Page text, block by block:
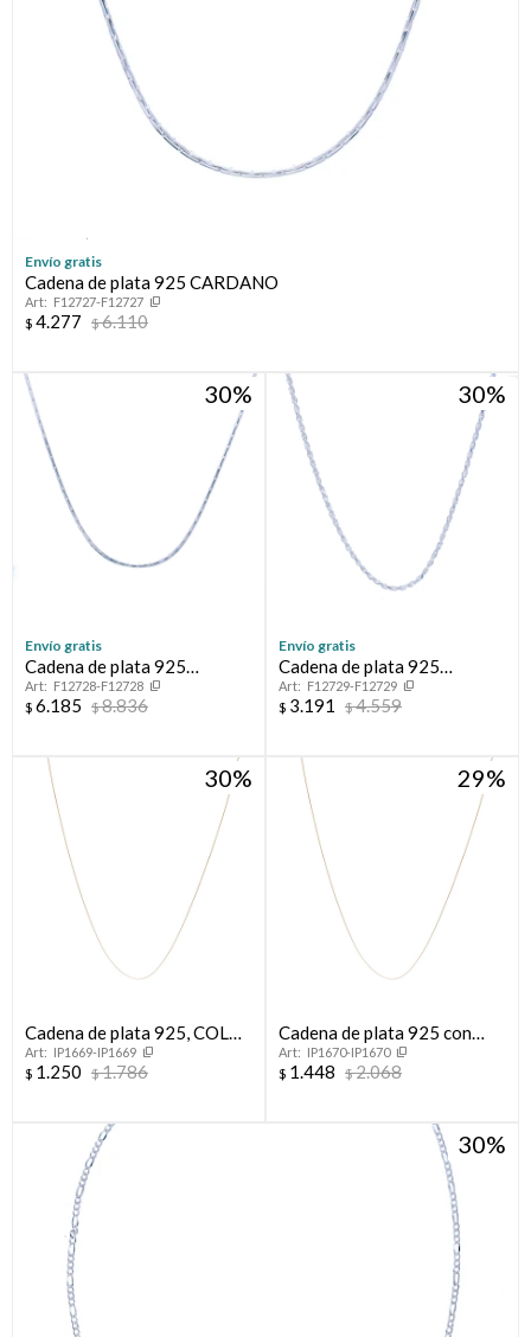
Envío gratis
Cadena de plata 925 CARDANO
F12727-F12727
$ 4.277 $6.110
30
Envío gratis
Cadena de plata 925
CARDANO
F12728-F12728
$ 6.185 $8.836
30
Envío gratis
Cadena de plata 925
TOURBILLON
F12729-F12729
$ 3.191 $4.559
30
Cadena de plata 925, COLA
DE RATON.
IP1669-IP1669
$ 1.250 $1.786
29
Cadena de plata 925 con
baño de oro amarillo, COLA
DE RATON.
IP1670-IP1670
$ 1.448 $2.068
30